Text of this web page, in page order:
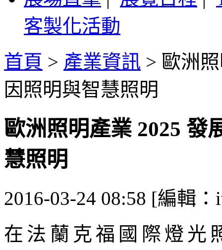
客製化活動
首頁 > 產業資訊 > 歐洲
因照明與智慧照明
歐洲照明產業 2025 發
慧照明
2016-03-24 08:58 [編輯：
在法蘭克福國際燈光